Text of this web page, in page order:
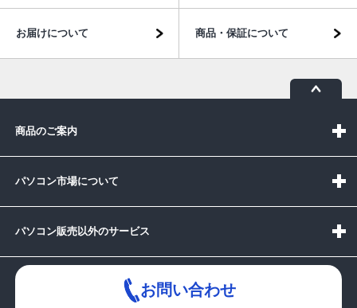
お届けについて 商品・保証について
商品のご案内
パソコン市場について
パソコン販売以外のサービス
お問い合わせ